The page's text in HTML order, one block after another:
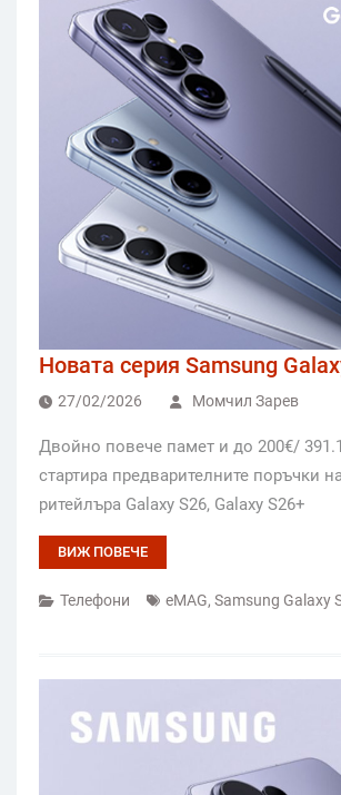
Новата серия Samsung
27/02/2026 Момчил Зарев
Двойно повече памет и до 200€/
стартира предварителните поръчки
ритейлъра Galaxy S26, Galaxy S26+
ВИЖ ПОВЕЧЕ
Телефони eMAG, Samsung Galaxy